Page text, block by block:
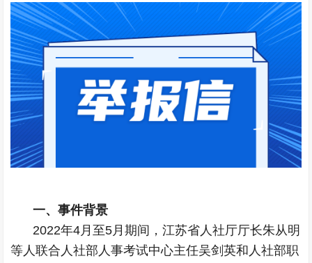
一、事件背景
2022年4月至5月期间，江苏省人社厅厅长朱从明
等人联合人社部人事考试中心主任吴剑英和人社部职